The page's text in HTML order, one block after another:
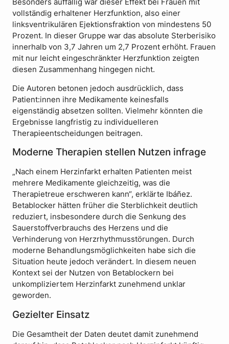
Besonders auffällig war dieser Effekt bei Frauen mit
vollständig erhaltener Herzfunktion, also einer
linksventrikulären Ejektionsfraktion von mindestens 50
Prozent. In dieser Gruppe war das absolute Sterberisiko
innerhalb von 3,7 Jahren um 2,7 Prozent erhöht. Frauen
mit nur leicht eingeschränkter Herzfunktion zeigten
diesen Zusammenhang hingegen nicht.
Die Autoren betonen jedoch ausdrücklich, dass
Patient:innen ihre Medikamente keinesfalls
eigenständig absetzen sollten. Vielmehr könnten die
Ergebnisse langfristig zu individuelleren
Therapieentscheidungen beitragen.
Moderne Therapien stellen Nutzen infrage
„Nach einem Herzinfarkt erhalten Patienten meist
mehrere Medikamente gleichzeitig, was die
Therapietreue erschweren kann“, erklärte Ibáñez.
Betablocker hätten früher die Sterblichkeit deutlich
reduziert, insbesondere durch die Senkung des
Sauerstoffverbrauchs des Herzens und die
Verhinderung von Herzrhythmusstörungen. Durch
moderne Behandlungsmöglichkeiten habe sich die
Situation heute jedoch verändert. In diesem neuen
Kontext sei der Nutzen von Betablockern bei
unkompliziertem Herzinfarkt zunehmend unklar
geworden.
Gezielter Einsatz
Die Gesamtheit der Daten deutet damit zunehmend